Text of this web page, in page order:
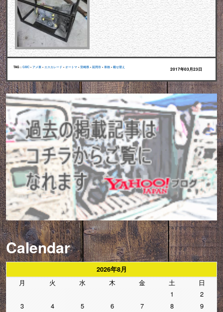
TAG : GMC • アメ車 • エスカレード • オートマ • 宮崎県 • 延岡市 • 車検 • 載せ替え 2017年03月23日
Calendar
2026年8月
月 火 水 木 金 土
日
1
2
3
4 5 6 7 8
9